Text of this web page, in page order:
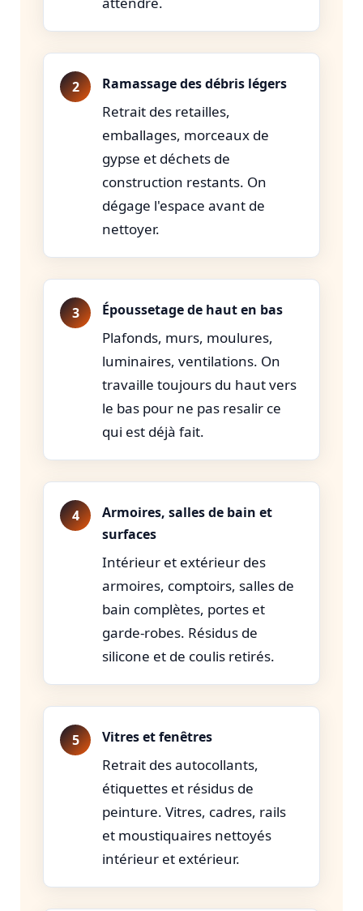
Ramassage des débris légers
Retrait des retailles,
emballages, morceaux de
gypse et déchets de
construction restants. On
dégage l'espace avant de
nettoyer.
Époussetage de haut en bas
Plafonds, murs, moulures,
luminaires, ventilations. On
travaille toujours du haut vers
le bas pour ne pas resalir ce
qui est déjà fait.
Armoires, salles de bain et
surfaces
Intérieur et extérieur des
armoires, comptoirs, salles de
bain complètes, portes et
garde-robes. Résidus de
silicone et de coulis retirés.
Vitres et fenêtres
Retrait des autocollants,
étiquettes et résidus de
peinture. Vitres, cadres, rails
et moustiquaires nettoyés
intérieur et extérieur.